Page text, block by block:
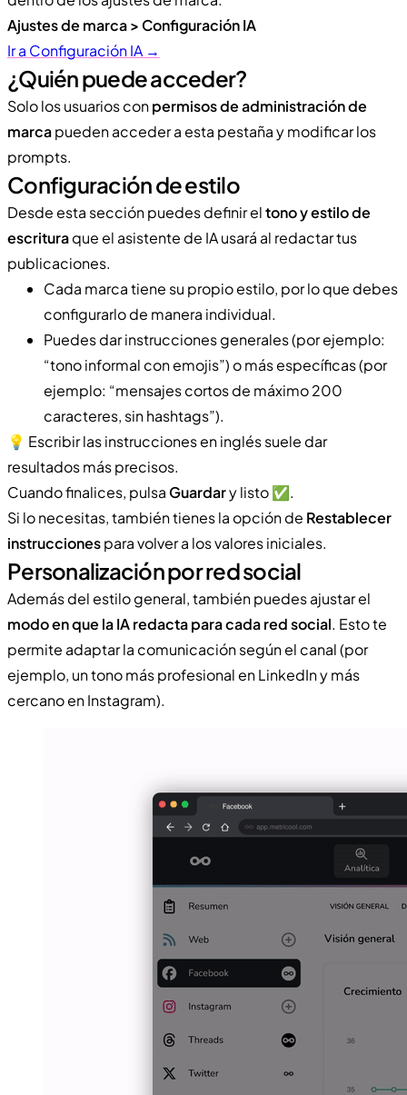
Ajustes de marca > Configuración IA
Ir a Configuración IA →
¿Quién puede acceder?
Solo los usuarios conpermisos de administración de
marcapueden acceder a esta pestaña y modificar los
prompts.
Configuración de estilo
Desde esta sección puedes definir eltono y estilo de
escrituraque el asistente de IA usará al redactar tus
publicaciones.
Cada marca tiene su propio estilo, por lo que debes
configurarlo de manera individual.
Puedes dar instrucciones generales (por ejemplo:
“tono informal con emojis”) o más específicas (por
ejemplo: “mensajes cortos de máximo 200
caracteres, sin hashtags”).
💡​ Escribir las instrucciones en inglés suele dar
resultados más precisos.
Cuando finalices, pulsa Guardary listo ✅.
Si lo necesitas, también tienes la opción de Restablecer
instruccionespara volver a los valores iniciales.
Personalización por red social
Además del estilo general, también puedes ajustar el
modo en que la IA redacta para cada red social. Esto te
permite adaptar la comunicación según el canal (por
ejemplo, un tono más profesional en LinkedIn y más
cercano en Instagram).